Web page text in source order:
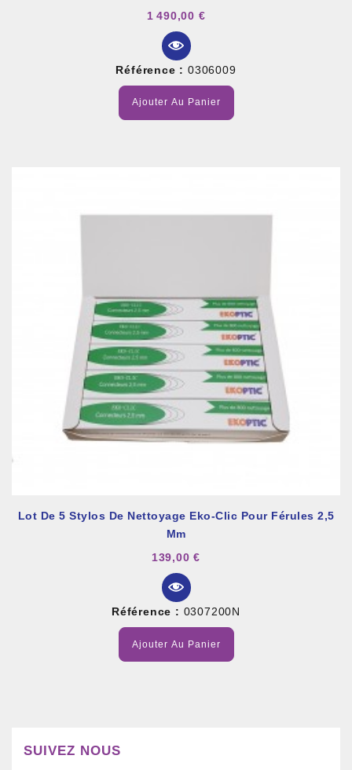
1 490,00 €
Référence : 0306009
Ajouter Au Panier
Lot De 5 Stylos De Nettoyage Eko-Clic Pour Férules 2,5
Mm
139,00 €
Référence : 0307200N
Ajouter Au Panier
SUIVEZ NOUS